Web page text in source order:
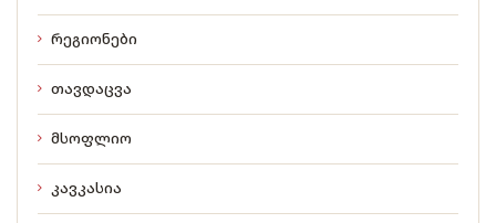
რეგიონები
თავდაცვა
მსოფლიო
კავკასია